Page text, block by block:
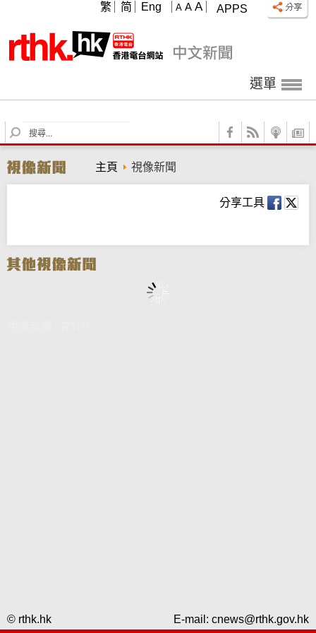
APPS
A A A
繁 简 Eng
選單
S
e
r
c
主頁 視像新聞
分享工具
© rthk.hk E-mail: cnews@rthk.gov.hk